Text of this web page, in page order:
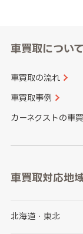
車買取について
車買取の流れ
車買取事例
カーネクストの車
車買取対応地
北海道・東北